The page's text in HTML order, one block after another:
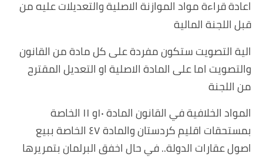
اعادة قراءة مواد الموازنة الاصلية والتعديلات عليه من
قبل اللجنة المالية
الية التصويت ستكون مفردة على كل مادة من القانون
والتصويت اما على المادة الاصلية او التعديل المقترح
من اللجنة
المواد الخلافية في القانون المادة ١٠و ١١ الخاصة
بمستحقات اقليم كردستان والمادة ٤٧ الخاصة ببيع
اصول عقارات الدولة.. في حال اخفق البرلمان بتمريرها